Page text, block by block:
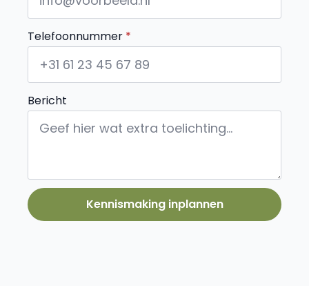
Telefoonnummer *
Bericht
Kennismaking inplannen